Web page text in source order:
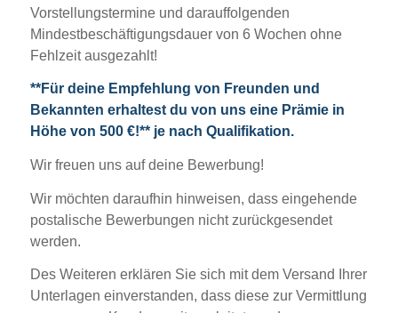
Vorstellungstermine und darauffolgenden
Mindestbeschäftigungsdauer von 6 Wochen ohne
Fehlzeit ausgezahlt!
**Für deine Empfehlung von Freunden und
Bekannten erhaltest du von uns eine Prämie in
Höhe von 500 €!** je nach Qualifikation.
Wir freuen uns auf deine Bewerbung!
Wir möchten daraufhin hinweisen, dass eingehende
postalische Bewerbungen nicht zurückgesendet
werden.
Des Weiteren erklären Sie sich mit dem Versand Ihrer
Unterlagen einverstanden, dass diese zur Vermittlung